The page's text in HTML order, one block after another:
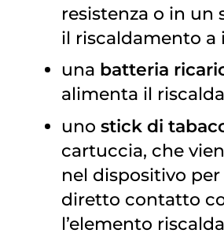
resistenza o in un
il riscaldamento a
una batteria
alimenta il
uno stick di
cartuccia, che
nel dispositivo per
diretto contatto
l’elemento